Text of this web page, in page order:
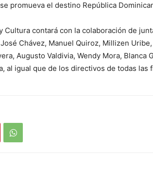
promueva el destino República
Cultura contará con la colaboración de
Chávez, Manuel Quiroz, Millizen
Augusto Valdivia, Wendy Mora, Blanca
al igual que de los directivos de todas las